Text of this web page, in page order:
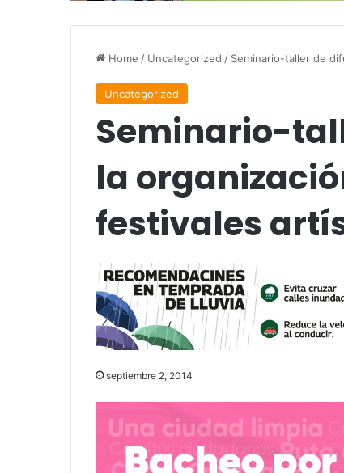
Home / Uncategorized / Seminario-taller de
Uncategorized
Seminario-
la
festivales
septiembre 2, 2014